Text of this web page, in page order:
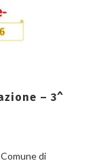
– 3^
di